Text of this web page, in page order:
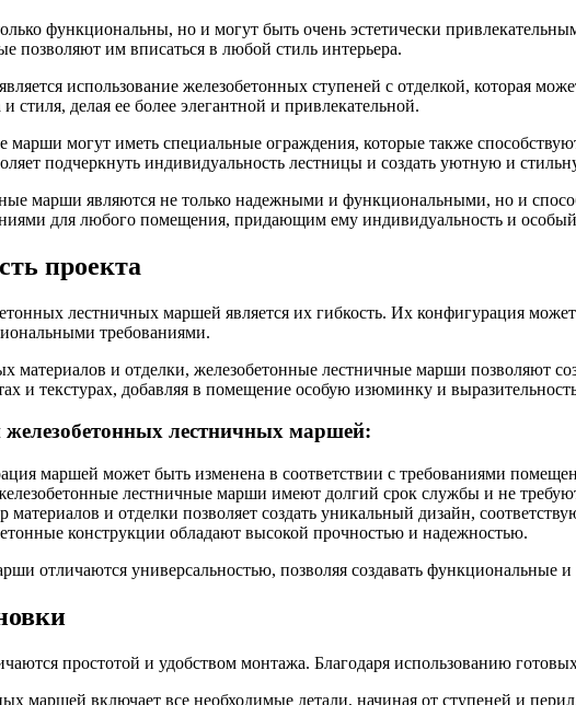
функциональны, но и могут быть очень эстетически
позволяют им вписаться в любой стиль интерьера.
использование железобетонных ступеней с отделкой, которая
стиля, делая ее более элегантной и привлекательной.
марши могут иметь специальные ограждения, которые также
подчеркнуть индивидуальность лестницы и создать уютную и
марши являются не только надежными и функциональными, но и
для любого помещения, придающим ему индивидуальность и
проекта
лестничных маршей является их гибкость. Их конфигурация
требованиями.
материалов и отделки, железобетонные лестничные марши позволяют
и текстурах, добавляя в помещение особую изюминку и
лестничных маршей:
маршей может быть изменена в соответствии с требованиями
лестничные марши имеют долгий срок службы и не
материалов и отделки позволяет создать уникальный дизайн,
конструкции обладают высокой прочностью и надежностью.
отличаются универсальностью, позволяя создавать
простотой и удобством монтажа. Благодаря использованию
маршей включает все необходимые детали, начиная от ступеней и